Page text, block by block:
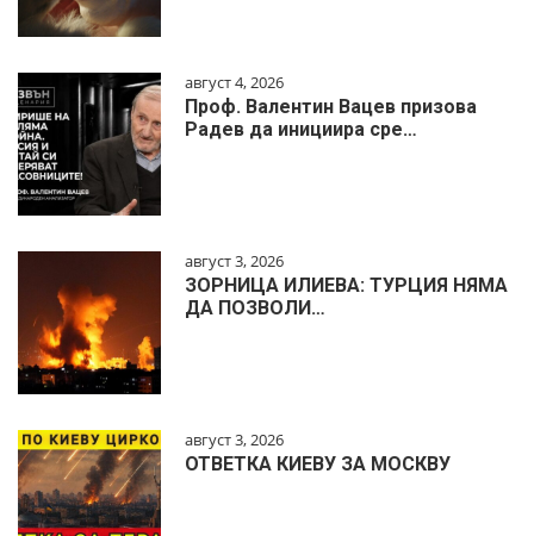
август 4, 2026
Проф. Валентин Вацев призова
Радев да инициира сре…
август 3, 2026
ЗОРНИЦА ИЛИЕВА: ТУРЦИЯ НЯМА
ДА ПОЗВОЛИ…
август 3, 2026
ОТВЕТКА КИЕВУ ЗА МОСКВУ